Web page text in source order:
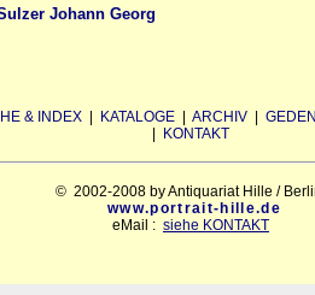
Johann Georg
& INDEX KATALOGE ARCHIV
KONTAKT
© 2002-2008 by Antiquariat Hille /
www.portrait-hille.de
eMail : siehe KONTAKT